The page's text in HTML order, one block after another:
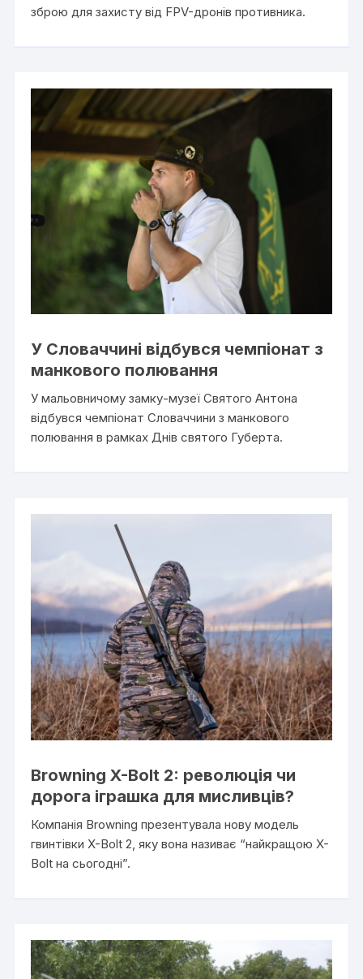
зброю для захисту від FPV-дронів противника.
У Словаччині відбувся чемпіонат з
манкового полювання
У мальовничому замку-музеї Святого Антона
відбувся чемпіонат Словаччини з манкового
полювання в рамках Днів святого Губерта.
Browning X-Bolt 2: революція чи
дорога іграшка для мисливців?
Компанія Browning презентувала нову модель
гвинтівки X-Bolt 2, яку вона називає “найкращою X-
Bolt на сьогодні”.